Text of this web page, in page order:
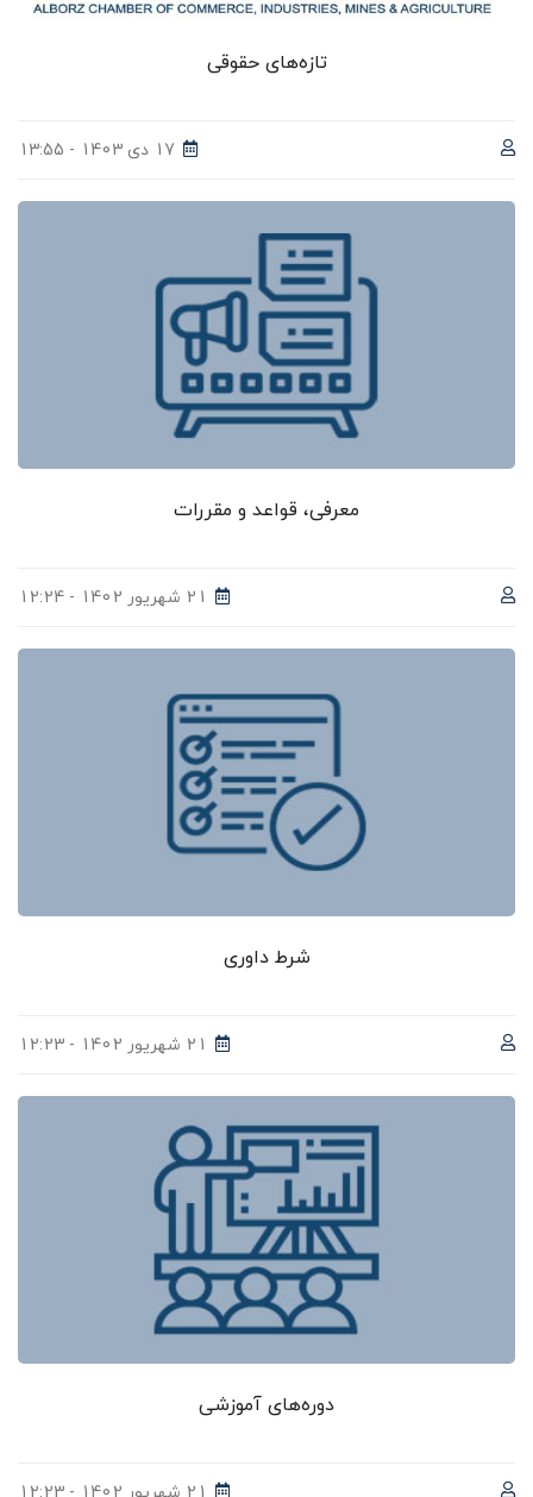
تازه‌های حقوقی
17 دی 1403 - 13:55
معرفی، قواعد و مقررات
21 شهریور 1402 - 12:24
شرط داوری
21 شهریور 1402 - 12:23
دوره‌های آموزشی